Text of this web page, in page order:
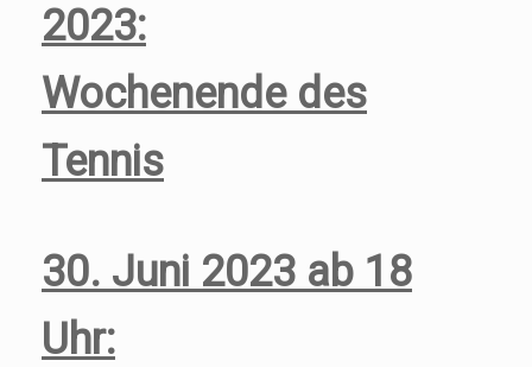
2023:
Wochenende des
Tennis
30. Juni 2023 ab 18
Uhr: